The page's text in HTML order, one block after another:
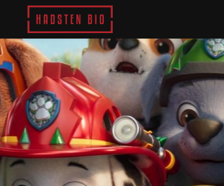
Hadsten Bio